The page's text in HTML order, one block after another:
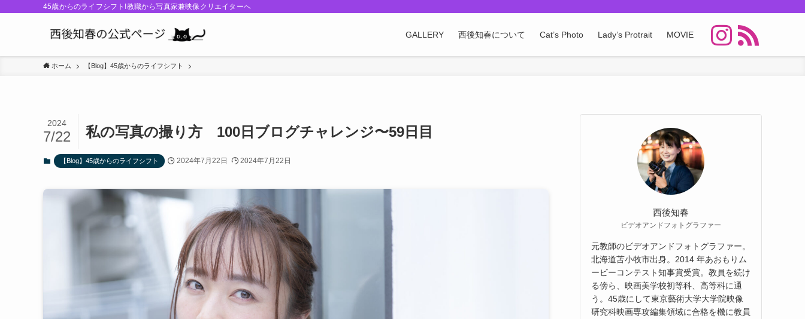
45歳からのライフシフト!教職から写真家兼映像クリエイターへ
GALLERY 西後知春について Cat’s Photo Lady’s Protrait MOVIE
ホーム 【Blog】45歳からのライフシフト
私の写真の撮り方 100日ブログチャレンジ〜59日目
2024
7/22
【Blog】45歳からのライフシフト 2024年7月22日 2024年7月22日
西後知春
ビデオアンドフォトグラファー
元教師のビデオアンドフォトグラファー。
北海道苫⼩牧市出⾝。2014 年あおもりム
ービーコンテスト知事賞受賞。教員を続け
る傍ら、映画美学校初等科、⾼等科に通
う。45歳にして東京藝術⼤学⼤学院映像
研究科映画専攻編集領域に合格を機に教員